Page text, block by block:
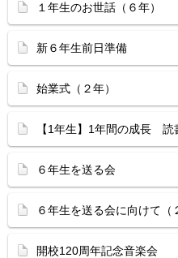
１年生のお世話（６年）
新６年生前日準備
始業式（２年）
【1年生】1年間の成長 読
６年生を送る会
６年生を送る会に向けて（
開校120周年記念音楽会